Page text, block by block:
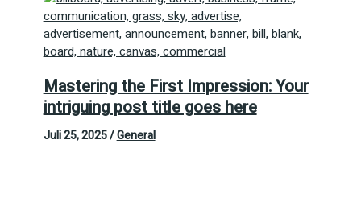
Mastering the First Impression: Your
intriguing post title goes here
Juli 25, 2025/General